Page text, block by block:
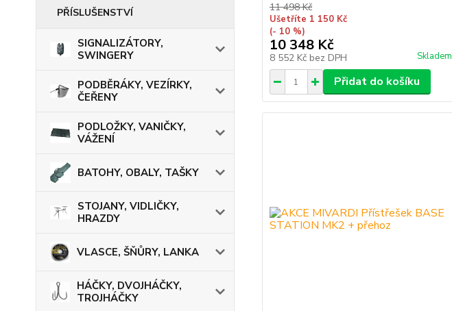
PŘÍSLUŠENSTVÍ
SIGNALIZÁTORY,
SWINGERY
PODBĚRÁKY, VEZÍRKY,
ČEŘENY
PODLOŽKY, VANIČKY,
VÁŽENÍ
BATOHY, OBALY, TAŠKY
STOJANY, VIDLIČKY,
HRAZDY
VLASCE, ŠŇŮRY, LANKA
HÁČKY, DVOJHÁČKY,
TROJHÁČKY
11 498 Kč
Ušetříte 1 150 Kč
(- 10 %)
10 348 Kč
8 552 Kč bez DPH Skladem
Přidat do košíku